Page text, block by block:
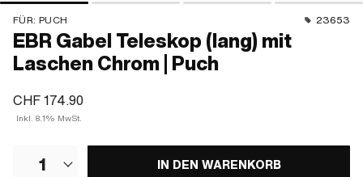
FÜR: PUCH 23653
EBR Gabel Teleskop (lang) mit
Laschen Chrom | Puch
CHF 174.90
Inkl. 8.1% MwSt.
1 IN DEN WARENKORB